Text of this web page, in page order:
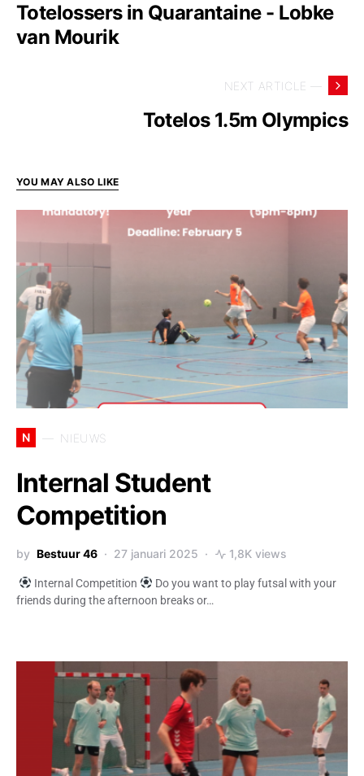
Totelossers in Quarantaine - Lobke
van Mourik
NEXT ARTICLE —
Totelos 1.5m Olympics
YOU MAY ALSO LIKE
N NIEUWS
Internal Student
Competition
by Bestuur 46 27 januari 2025 1,8K views
Internal Competition
Do you want to play futsal with your
friends during the afternoon breaks or…